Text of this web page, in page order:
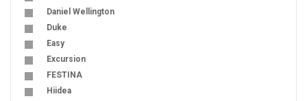
Daniel Wellington
Duke
Easy
Excursion
FESTINA
Hiidea